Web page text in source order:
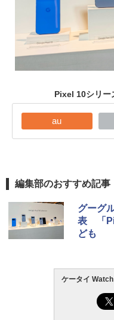
Pixel 10シリー
au
編集部のおすすめ記事
グーグ
表 「
ども
ケータイ